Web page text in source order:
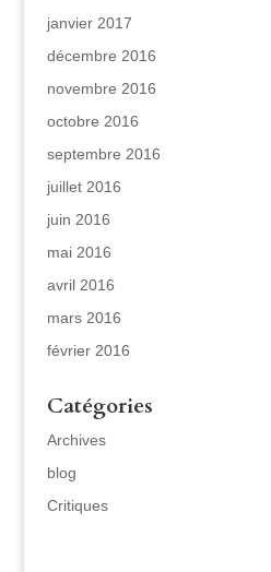
janvier 2017
décembre 2016
novembre 2016
octobre 2016
septembre 2016
juillet 2016
juin 2016
mai 2016
avril 2016
mars 2016
février 2016
Catégories
Archives
blog
Critiques